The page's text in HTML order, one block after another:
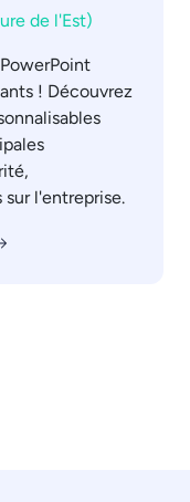
de l'Est)
! Découvrez
sur l'entreprise.